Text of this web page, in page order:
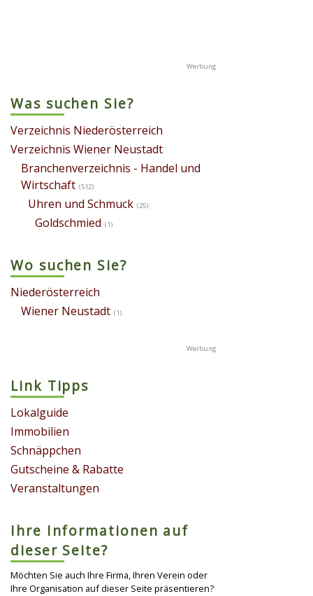
Was suchen Sie?
Verzeichnis Niederösterreich
Verzeichnis Wiener Neustadt
Branchenverzeichnis - Handel und
Wirtschaft (512)
Uhren und Schmuck (25)
Goldschmied (1)
Wo suchen Sie?
Niederösterreich
Wiener Neustadt (1)
Link Tipps
Lokalguide
Immobilien
Schnäppchen
Gutscheine & Rabatte
Veranstaltungen
Ihre Informationen auf
dieser Seite?
Möchten Sie auch Ihre Firma, Ihren Verein oder
Ihre Organisation auf dieser Seite präsentieren?